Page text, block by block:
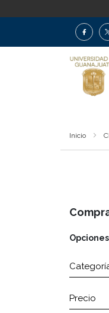
Inicio
Precio